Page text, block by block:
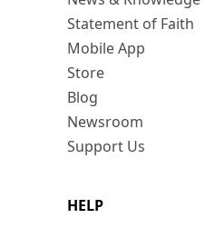
Statement of Faith
Mobile App
Store
Blog
Newsroom
Support Us
HELP